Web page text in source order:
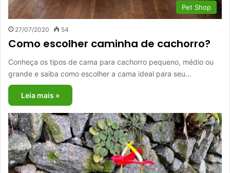
Pet Shop
27/07/2020 54
Como escolher caminha de cachorro?
Conheça os tipos de cama para cachorro pequeno, médio ou
grande e saiba como escolher a cama ideal para seu…
Leia mais »